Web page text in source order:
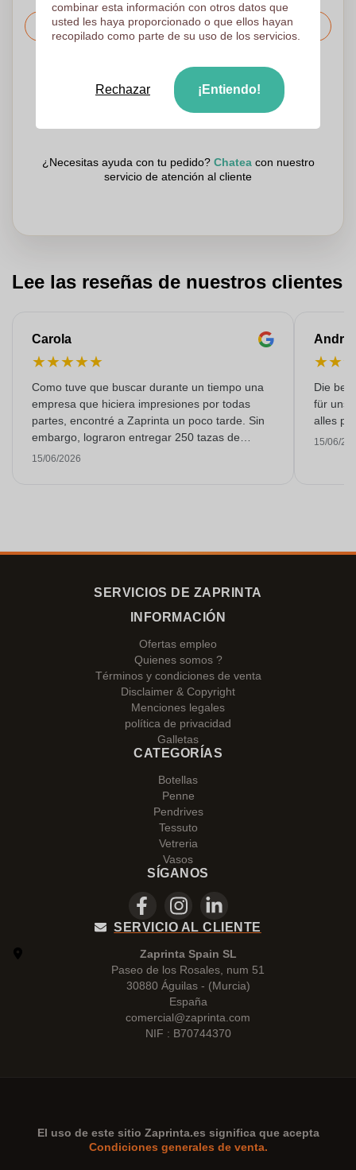
Solicitar el precio
Sube tu logotipo en la página siguiente
Revisamos su logotipo de forma gratuita antes de imprimir
Los clientes nos dan una puntuación de 9.3
¿Necesitas ayuda con tu pedido? Chateacon nuestro
servicio de atención al cliente
Lee las reseñas de nuestros clientes
Carola
★★★★★
Como tuve que buscar durante un tiempo una
empresa que hiciera impresiones por todas
partes, encontré a Zaprinta un poco tarde. Sin
embargo, lograron entregar 250 tazas de
esmalte con una impresión excelente a tiempo.
15/06/2026
★★
Die
für
alles
15/06/
SERVICIOS DE ZAPRINTA
INFORMACIÓN
Ofertas empleo
Quienes somos ?
Términos y condiciones de venta
Disclaimer & Copyright
Menciones legales
política de privacidad
Galletas
CATEGORÍAS
Botellas
Penne
Pendrives
Tessuto
Vetreria
Vasos
SÍGANOS
SERVICIO AL CLIENTE
Zaprinta Spain SL
Paseo de los Rosales, num 51
30880 Águilas - (Murcia)
España
comercial@zaprinta.com
NIF : B70744370
El uso de este sitio Zaprinta.es significa que acepta
Condiciones generales de venta.
combinar esta información con otros datos que
usted les haya proporcionado o que ellos hayan
recopilado como parte de su uso de los servicios.
Rechazar ¡Entiendo!